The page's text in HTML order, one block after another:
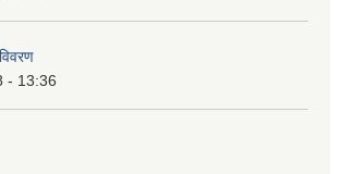
- 13:36